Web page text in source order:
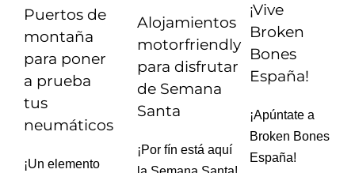
Puertos de
montaña
para poner
a prueba
tus
neumáticos
¡Un elemento
Alojamientos
motorfriendly
para disfrutar
de Semana
Santa
¡Por fín está aquí
¡Vive
Broken
Bones
España!
¡Apúntate a
Broken Bones
España!